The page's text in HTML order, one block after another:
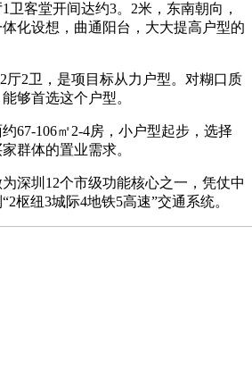
客堂开间达约3。2米，东南朝向，
化设想，曲通阳台，大大提高户型的
2卫，是项目标从力户型。对糊口质
够首选这个户型。
106㎡2-4房，小户型起步，选择
群体的置业需求。
圳12个市级功能核心之一，凭仗中
枢纽3城际4地铁5高速”交通系统。